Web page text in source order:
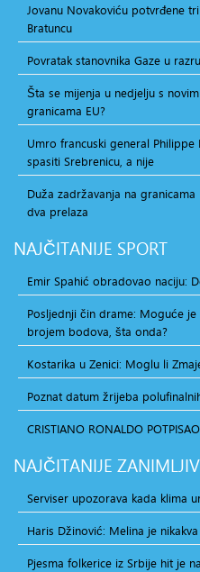
Jovanu Novakoviću potvrđene
Bratuncu
Povratak stanovnika Gaze u
Šta se mijenja u nedjelju s
granicama EU?
Umro francuski general
spasiti Srebrenicu, a nije
Duža zadržavanja na granicama
dva prelaza
NAJČITANIJE SPORT
Emir Spahić obradovao naciju:
Posljednji čin drame: Moguće
brojem bodova, šta onda?
Kostarika u Zenici: Moglu li
Poznat datum žrijeba
CRISTIANO RONALDO
NAJČITANIJE
Serviser upozorava kada klima
Haris Džinović: Melina je
Pjesma folkerice iz Srbije hit je